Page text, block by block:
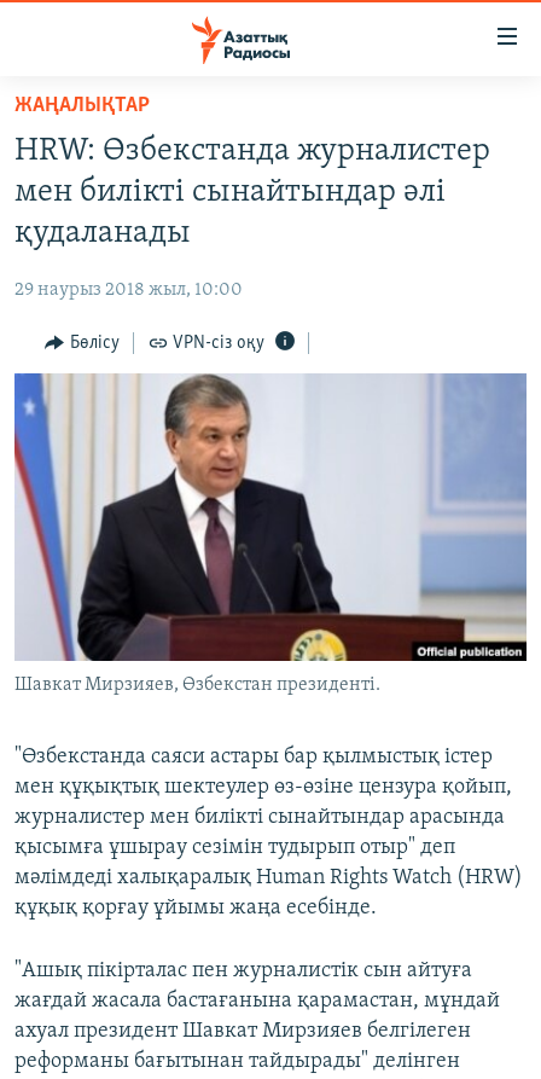
Skip
main
content
to
main
Navigation
to
Search
ЖАҢАЛЫҚТАР
САЯСАТ
АДАМ ҚҰҚЫҚТАРЫ
ӘЛЕУМЕТ
ӘЛЕМ
АРНАЙЫ ЖОБАЛАР
Русский
ЖАЗЫЛЫҢЫЗ
Басқа тілдерде
ЖАҢАЛЫҚТАР
HRW: Өзбекстанда журналистер
мен билікті сынайтындар әлі
қудаланады
29 наурыз 2018 жыл, 10:00
Бөлісу VPN-сіз оқу
Шавкат Мирзияев, Өзбекстан президенті.
"Өзбекстанда саяси астары бар қылмыстық істер
мен құқықтық шектеулер өз-өзіне цензура қойып,
журналистер мен билікті сынайтындар арасында
қысымға ұшырау сезімін тудырып отыр" деп
мәлімдеді халықаралық Human Rights Watch (HRW)
құқық қорғау ұйымы жаңа есебінде.
"Ашық пікірталас пен журналистік сын айтуға
жағдай жасала бастағанына қарамастан, мұндай
ахуал президент Шавкат Мирзияев белгілеген
реформаны бағытынан тайдырады" делінген